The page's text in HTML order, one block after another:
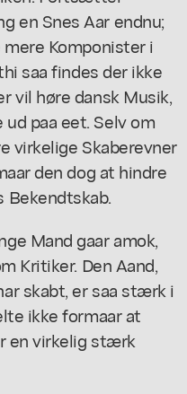
en Snes Aar endnu;
Komponister i
saa findes der ikke
vil høre dansk Musik,
paa eet. Selv om
virkelige Skaberevner
den dog at hindre
Bekendtskab.
Mand gaar amok,
Kritiker. Den Aand,
skabt, er saa stærk i
ikke formaar at
en virkelig stærk